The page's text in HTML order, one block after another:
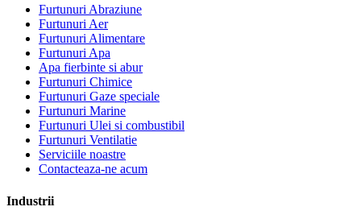
Furtunuri Abraziune
Furtunuri Aer
Furtunuri Alimentare
Furtunuri Apa
Apa fierbinte si abur
Furtunuri Chimice
Furtunuri Gaze speciale
Furtunuri Marine
Furtunuri Ulei si combustibil
Furtunuri Ventilatie
Serviciile noastre
Contacteaza-ne acum
Industrii